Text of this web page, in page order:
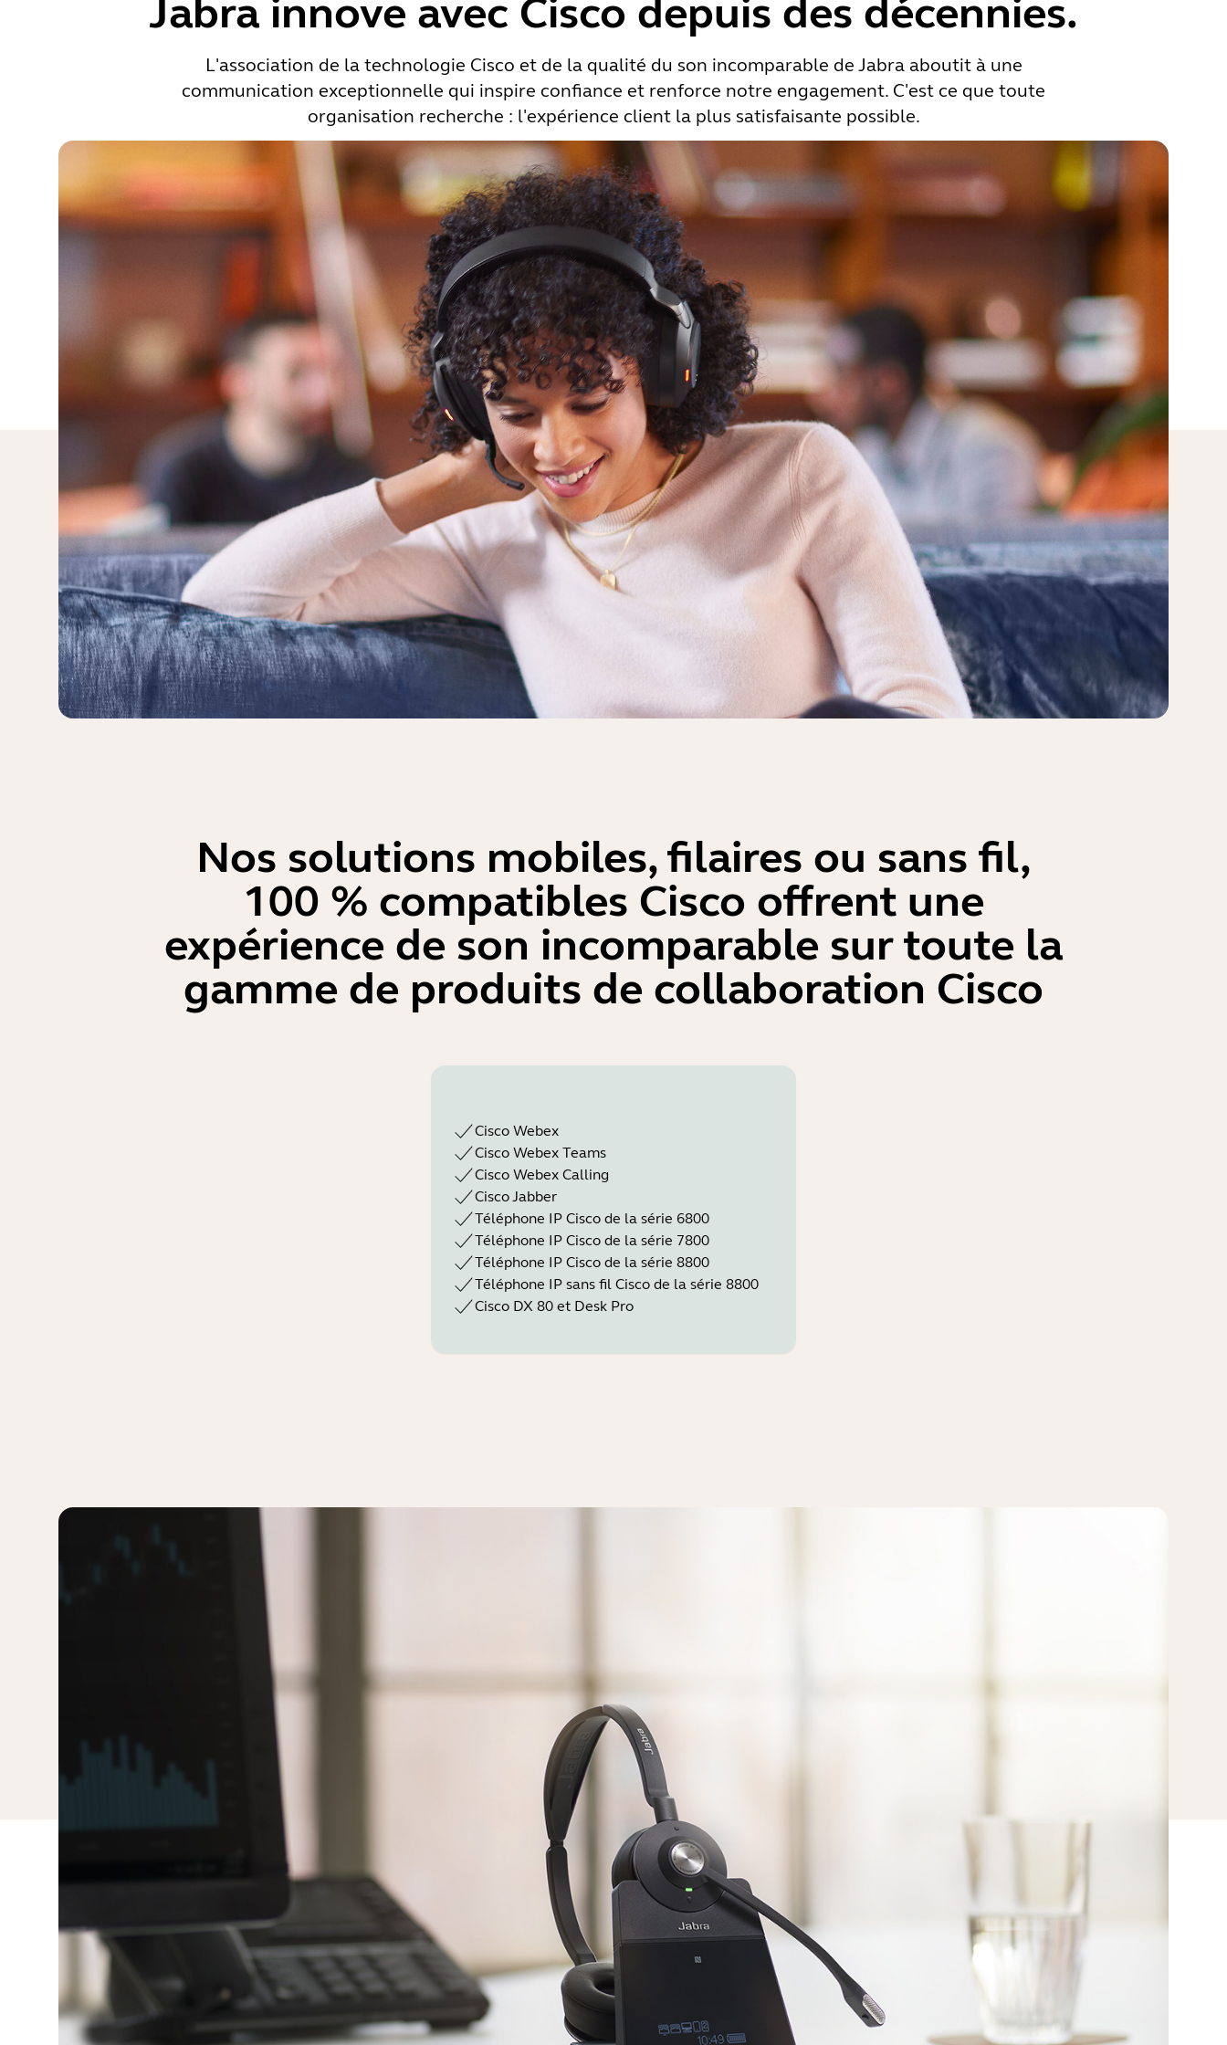
Jabra innove avec Cisco depuis des décennies.
L'association de la technologie Cisco et de la qualité du son incomparable de Jabra aboutit à une
communication exceptionnelle qui inspire confiance et renforce notre engagement. C'est ce que toute
organisation recherche : l'expérience client la plus satisfaisante possible.
Nos solutions mobiles, filaires ou sans fil,
100 % compatibles Cisco offrent une
expérience de son incomparable sur toute la
gamme de produits de collaboration Cisco
Cisco Webex
Cisco Webex Teams
Cisco Webex Calling
Cisco Jabber
Téléphone IP Cisco de la série 6800
Téléphone IP Cisco de la série 7800
Téléphone IP Cisco de la série 8800
Téléphone IP sans fil Cisco de la série 8800
Cisco DX 80 et Desk Pro